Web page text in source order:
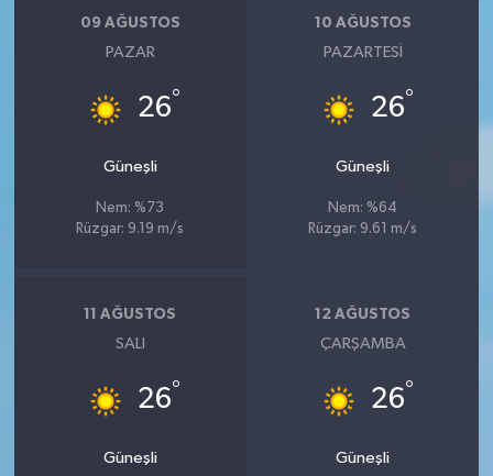
09 AĞUSTOS
PAZAR
26°
Güneşli
Nem: %73
Rüzgar: 9.19 m/s
10 AĞUSTOS
PAZARTESI
26°
Güneşli
Nem: %64
Rüzgar: 9.61 m/s
11 AĞUSTOS
SALI
26°
Güneşli
12 AĞUSTOS
ÇARŞAMBA
26°
Güneşli